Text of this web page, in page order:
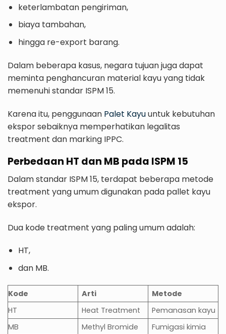
keterlambatan pengiriman,
biaya tambahan,
hingga re-export barang.
Dalam beberapa kasus, negara tujuan juga dapat
meminta penghancuran material kayu yang tidak
memenuhi standar ISPM 15.
Karena itu, penggunaan Palet Kayuuntuk kebutuhan
ekspor sebaiknya memperhatikan legalitas
treatment dan marking IPPC.
Perbedaan HT dan MB pada ISPM 15
Dalam standar ISPM 15, terdapat beberapa metode
treatment yang umum digunakan pada pallet kayu
ekspor.
Dua kode treatment yang paling umum adalah:
HT,
dan MB.
Kode Arti
Metode
HT
Heat Treatment
Pemanasan kayu
MB
Methyl Bromide Fumigasi kimia